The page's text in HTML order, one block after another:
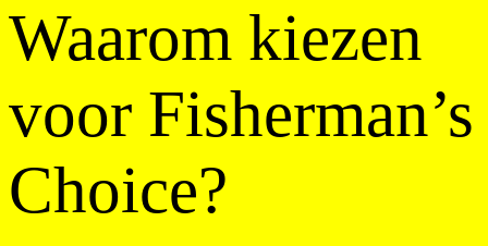
Waarom kiezen
voor Fisherman’s
Choice?